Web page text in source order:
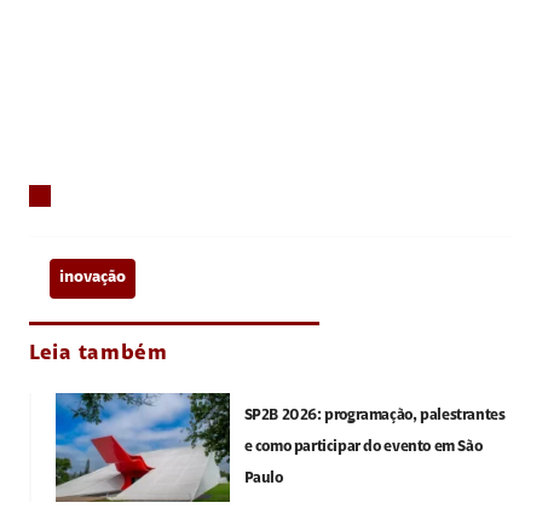
inovação
Leia também
SP2B 2026: programação, palestrantes
e como participar do evento em São
Paulo